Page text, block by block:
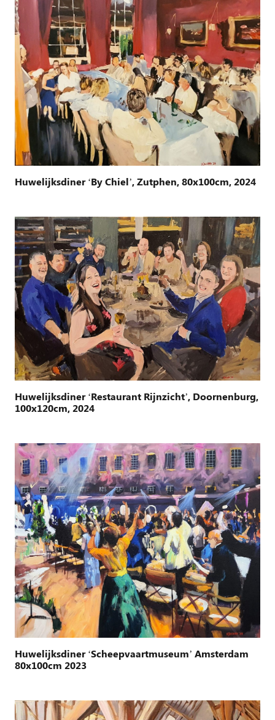
Huwelijksdiner ‘By Chiel’, Zutphen, 80x100cm, 2024
Huwelijksdiner ‘Restaurant Rijnzicht’, Doornenburg,
100x120cm, 2024
Huwelijksdiner ‘Scheepvaartmuseum’ Amsterdam
80x100cm 2023